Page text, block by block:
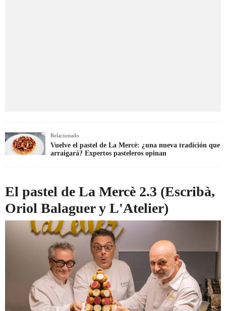
Relacionado
Vuelve el pastel de La Mercè: ¿una nueva tradición que
arraigará? Expertos pasteleros opinan
El pastel de La Mercè 2.3 (Escribà,
Oriol Balaguer y L'Atelier)